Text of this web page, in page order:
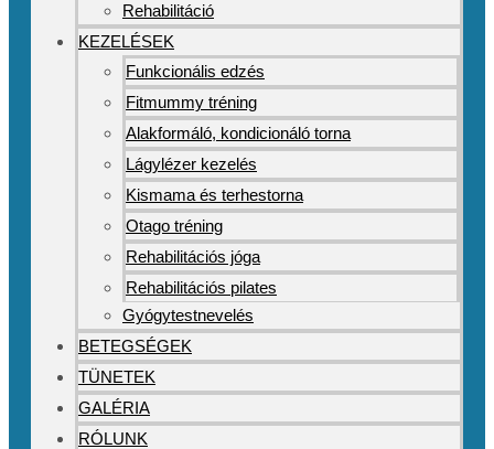
Rehabilitáció
KEZELÉSEK
Funkcionális edzés
Fitmummy tréning
Alakformáló, kondicionáló torna
Lágylézer kezelés
Kismama és terhestorna
Otago tréning
Rehabilitációs jóga
Rehabilitációs pilates
Gyógytestnevelés
BETEGSÉGEK
TÜNETEK
GALÉRIA
RÓLUNK